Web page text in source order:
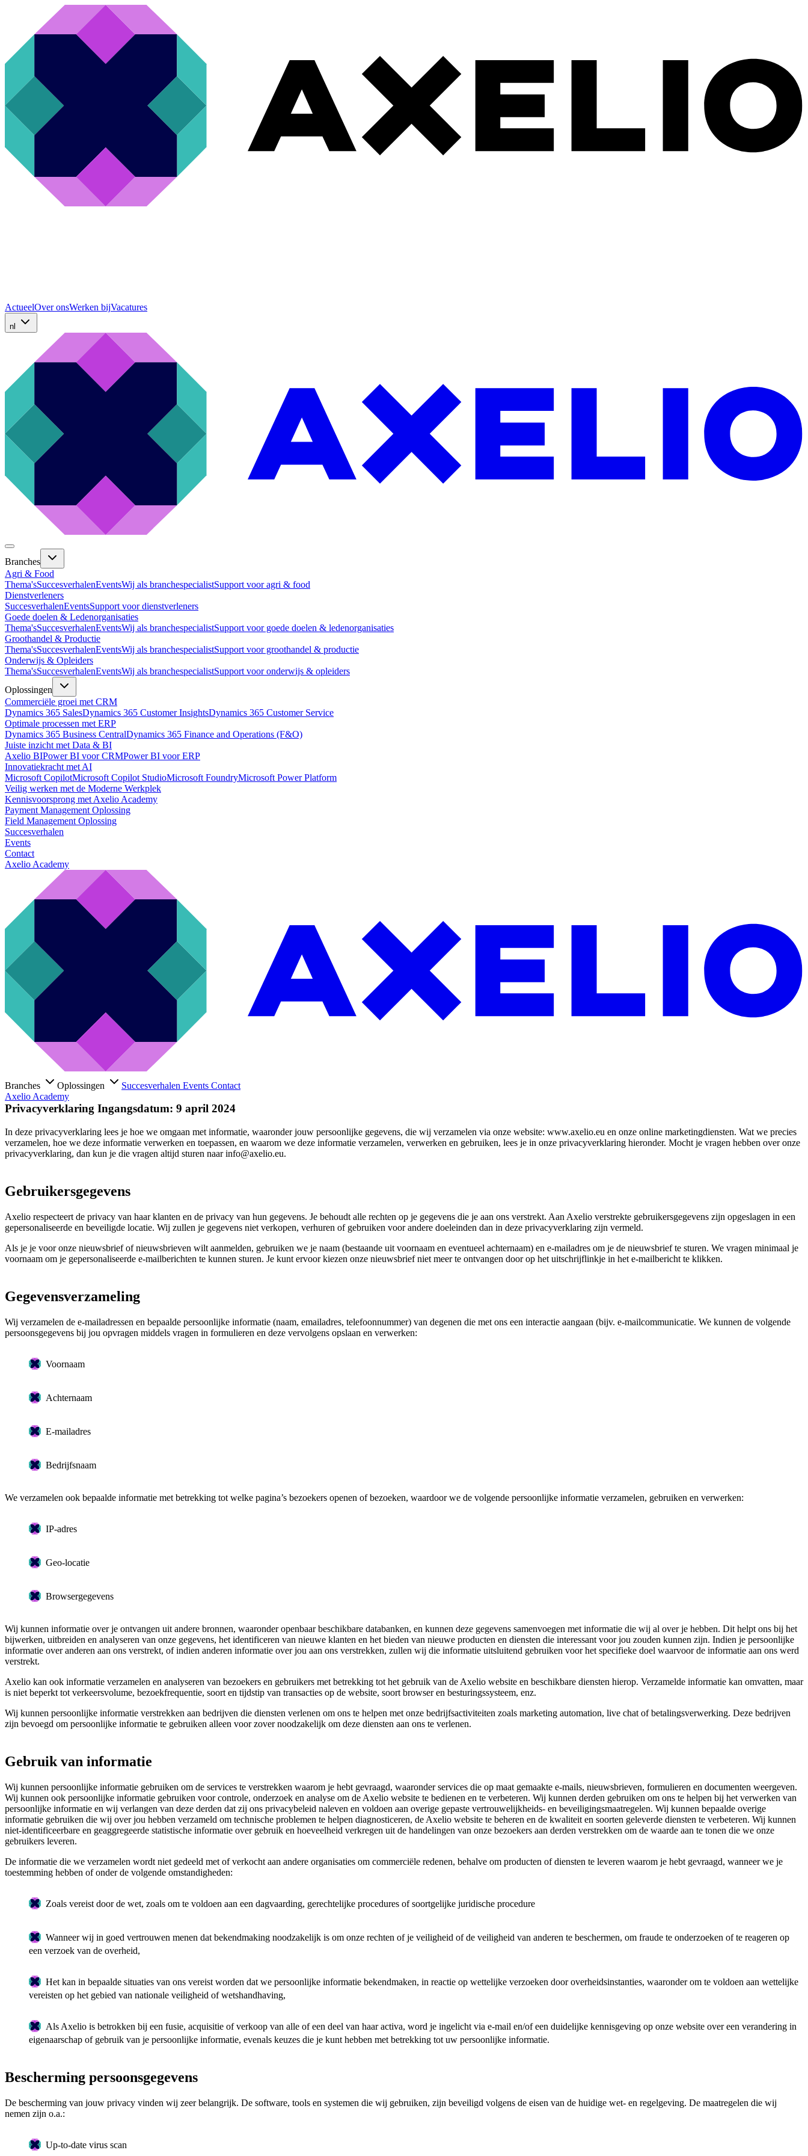
ActueelOver onsWerken bijVacatures
nl
Branches
Agri & Food
Thema'sSuccesverhalenEventsWij als branchespecialistSupport voor agri & food
Dienstverleners
SuccesverhalenEventsSupport voor dienstverleners
Goede doelen & Ledenorganisaties
Thema'sSuccesverhalenEventsWij als branchespecialistSupport voor goede doelen & ledenorganisaties
Groothandel & Productie
Thema'sSuccesverhalenEventsWij als branchespecialistSupport voor groothandel & productie
Onderwijs & Opleiders
Thema'sSuccesverhalenEventsWij als branchespecialistSupport voor onderwijs & opleiders
Oplossingen
Commerciële groei met CRM
Dynamics 365 SalesDynamics 365 Customer InsightsDynamics 365 Customer Service
Optimale processen met ERP
Dynamics 365 Business CentralDynamics 365 Finance and Operations (F&O)
Juiste inzicht met Data & BI
Axelio BIPower BI voor CRMPower BI voor ERP
Innovatiekracht met AI
Microsoft CopilotMicrosoft Copilot StudioMicrosoft FoundryMicrosoft Power Platform
Veilig werken met de Moderne Werkplek
Kennisvoorsprong met Axelio Academy
Payment Management Oplossing
Field Management Oplossing
Succesverhalen
Events
Contact
Axelio Academy
Branches Oplossingen Succesverhalen Events Contact
Axelio Academy
Privacyverklaring Ingangsdatum: 9 april 2024
In deze privacyverklaring lees je hoe we omgaan met informatie, waaronder jouw persoonlijke gegevens, die wij verzamelen via onze website: www.axelio.eu en onze online marketingdiensten. Wat we precies
verzamelen, hoe we deze informatie verwerken en toepassen, en waarom we deze informatie verzamelen, verwerken en gebruiken, lees je in onze privacyverklaring hieronder. Mocht je vragen hebben over onze
privacyverklaring, dan kun je die vragen altijd sturen naar info@axelio.eu.
Gebruikersgegevens
Axelio respecteert de privacy van haar klanten en de privacy van hun gegevens. Je behoudt alle rechten op je gegevens die je aan ons verstrekt. Aan Axelio verstrekte gebruikersgegevens zijn opgeslagen in een
gepersonaliseerde en beveiligde locatie. Wij zullen je gegevens niet verkopen, verhuren of gebruiken voor andere doeleinden dan in deze privacyverklaring zijn vermeld.
Als je je voor onze nieuwsbrief of nieuwsbrieven wilt aanmelden, gebruiken we je naam (bestaande uit voornaam en eventueel achternaam) en e-mailadres om je de nieuwsbrief te sturen. We vragen minimaal je
voornaam om je gepersonaliseerde e-mailberichten te kunnen sturen. Je kunt ervoor kiezen onze nieuwsbrief niet meer te ontvangen door op het uitschrijflinkje in het e-mailbericht te klikken.
Gegevensverzameling
Wij verzamelen de e-mailadressen en bepaalde persoonlijke informatie (naam, emailadres, telefoonnummer) van degenen die met ons een interactie aangaan (bijv. e-mailcommunicatie. We kunnen de volgende
persoonsgegevens bij jou opvragen middels vragen in formulieren en deze vervolgens opslaan en verwerken:
Voornaam
Achternaam
E-mailadres
Bedrijfsnaam
We verzamelen ook bepaalde informatie met betrekking tot welke pagina’s bezoekers openen of bezoeken, waardoor we de volgende persoonlijke informatie verzamelen, gebruiken en verwerken:
IP-adres
Geo-locatie
Browsergegevens
Wij kunnen informatie over je ontvangen uit andere bronnen, waaronder openbaar beschikbare databanken, en kunnen deze gegevens samenvoegen met informatie die wij al over je hebben. Dit helpt ons bij het
bijwerken, uitbreiden en analyseren van onze gegevens, het identificeren van nieuwe klanten en het bieden van nieuwe producten en diensten die interessant voor jou zouden kunnen zijn. Indien je persoonlijke
informatie over anderen aan ons verstrekt, of indien anderen informatie over jou aan ons verstrekken, zullen wij die informatie uitsluitend gebruiken voor het specifieke doel waarvoor de informatie aan ons werd
verstrekt.
Axelio kan ook informatie verzamelen en analyseren van bezoekers en gebruikers met betrekking tot het gebruik van de Axelio website en beschikbare diensten hierop. Verzamelde informatie kan omvatten, maar
is niet beperkt tot verkeersvolume, bezoekfrequentie, soort en tijdstip van transacties op de website, soort browser en besturingssysteem, enz.
Wij kunnen persoonlijke informatie verstrekken aan bedrijven die diensten verlenen om ons te helpen met onze bedrijfsactiviteiten zoals marketing automation, live chat of betalingsverwerking. Deze bedrijven
zijn bevoegd om persoonlijke informatie te gebruiken alleen voor zover noodzakelijk om deze diensten aan ons te verlenen.
Gebruik van informatie
Wij kunnen persoonlijke informatie gebruiken om de services te verstrekken waarom je hebt gevraagd, waaronder services die op maat gemaakte e-mails, nieuwsbrieven, formulieren en documenten weergeven.
Wij kunnen ook persoonlijke informatie gebruiken voor controle, onderzoek en analyse om de Axelio website te bedienen en te verbeteren. Wij kunnen derden gebruiken om ons te helpen bij het verwerken van
persoonlijke informatie en wij verlangen van deze derden dat zij ons privacybeleid naleven en voldoen aan overige gepaste vertrouwelijkheids- en beveiligingsmaatregelen. Wij kunnen bepaalde overige
informatie gebruiken die wij over jou hebben verzameld om technische problemen te helpen diagnosticeren, de Axelio website te beheren en de kwaliteit en soorten geleverde diensten te verbeteren. Wij kunnen
niet-identificeerbare en geaggregeerde statistische informatie over gebruik en hoeveelheid verkregen uit de handelingen van onze bezoekers aan derden verstrekken om de waarde aan te tonen die we onze
gebruikers leveren.
De informatie die we verzamelen wordt niet gedeeld met of verkocht aan andere organisaties om commerciële redenen, behalve om producten of diensten te leveren waarom je hebt gevraagd, wanneer we je
toestemming hebben of onder de volgende omstandigheden:
Zoals vereist door de wet, zoals om te voldoen aan een dagvaarding, gerechtelijke procedures of soortgelijke juridische procedure
Wanneer wij in goed vertrouwen menen dat bekendmaking noodzakelijk is om onze rechten of je veiligheid of de veiligheid van anderen te beschermen, om fraude te onderzoeken of te reageren op
een verzoek van de overheid,
Het kan in bepaalde situaties van ons vereist worden dat we persoonlijke informatie bekendmaken, in reactie op wettelijke verzoeken door overheidsinstanties, waaronder om te voldoen aan wettelijke
vereisten op het gebied van nationale veiligheid of wetshandhaving,
Als Axelio is betrokken bij een fusie, acquisitie of verkoop van alle of een deel van haar activa, word je ingelicht via e-mail en/of een duidelijke kennisgeving op onze website over een verandering in
eigenaarschap of gebruik van je persoonlijke informatie, evenals keuzes die je kunt hebben met betrekking tot uw persoonlijke informatie.
Bescherming persoonsgegevens
De bescherming van jouw privacy vinden wij zeer belangrijk. De software, tools en systemen die wij gebruiken, zijn beveiligd volgens de eisen van de huidige wet- en regelgeving. De maatregelen die wij
nemen zijn o.a.:
Up-to-date virus scan